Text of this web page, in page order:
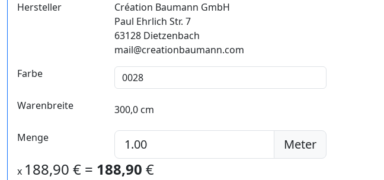
Hersteller
Création Baumann GmbH
Paul Ehrlich Str. 7
63128 Dietzenbach
mail@creationbaumann.com
Farbe
Warenbreite 300,0 cm
Menge Meter
x 188,90 € = 188,90 €